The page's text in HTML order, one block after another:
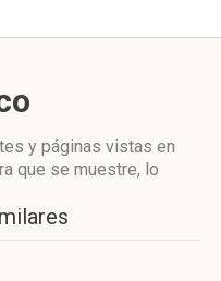
y páginas vistas en
que se muestre, lo